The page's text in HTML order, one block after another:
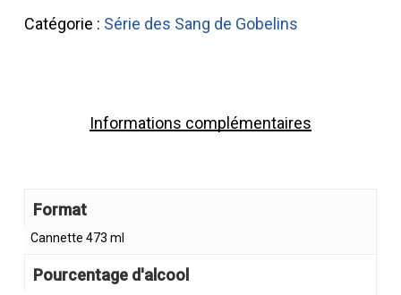
Catégorie : Série des Sang de Gobelins
Informations complémentaires
Format
Cannette 473 ml
Pourcentage d'alcool